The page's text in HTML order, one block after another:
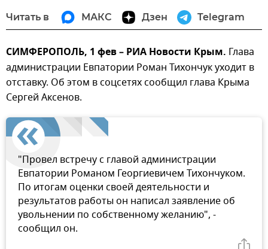
Читать в МАКС Дзен Telegram
СИМФЕРОПОЛЬ, 1 фев – РИА Новости Крым. Глава
администрации Евпатории Роман Тихончук уходит в
отставку. Об этом в соцсетях сообщил глава Крыма
Сергей Аксенов.
"Провел встречу с главой администрации
Евпатории Романом Георгиевичем Тихончуком.
По итогам оценки своей деятельности и
результатов работы он написал заявление об
увольнении по собственному желанию", -
сообщил он.